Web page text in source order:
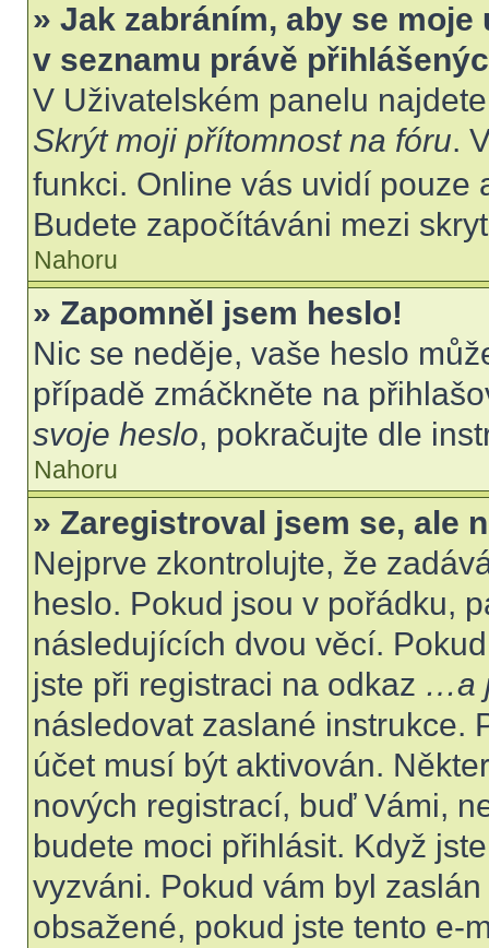
» Jak zabráním, aby se
v seznamu právě
V Uživatelském panelu
Skrýt moji přítomnost na fóru.
funkci. Online vás uvidí pouze
Budete započítáváni mezi
Nahoru
» Zapomněl jsem heslo!
Nic se neděje, vaše heslo
případě zmáčkněte na
svoje heslo, pokračujte dle
Nahoru
» Zaregistroval jsem se, ale
Nejprve zkontrolujte, že
heslo. Pokud jsou v pořádku,
následujících dvou věcí.
jste při registraci na odkaz …a
následovat zaslané instrukce.
účet musí být aktivován.
nových registrací, buď Vámi,
budete moci přihlásit. Když
vyzváni. Pokud vám byl
obsažené, pokud jste tento e-